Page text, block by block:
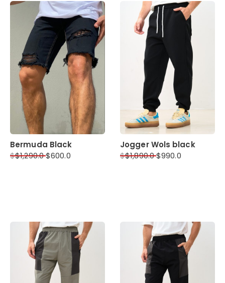
Bermuda Black
$$1,290.0$600.0
Jogger Wols black
$$1,890.0$990.0